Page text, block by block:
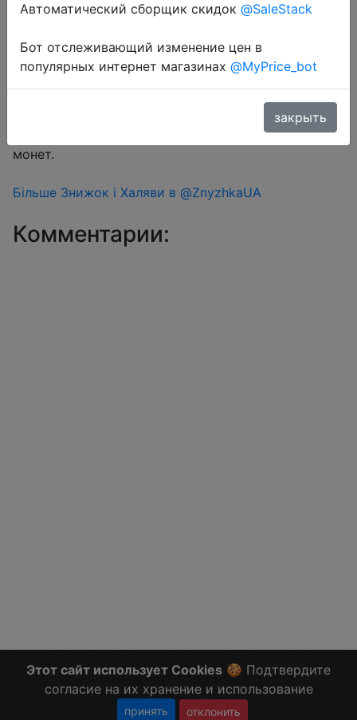
Перейти в магазин
Знижка монетками 5 Coins у додатку через розділ
монет.
Більше Знижок і Халяви в @ZnyzhkaUA
Комментарии:
Этот сайт использует Cookies 🍪 Подтвердите
согласие на их хранение и использование
принять отклонить
Автоматический сборщик скидок @SaleStack
Бот отслеживающий изменение цен в
популярных интернет магазинах @MyPrice_bot
закрыть